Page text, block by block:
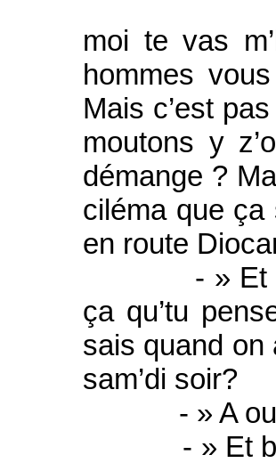
moi te vas
hommes
Mais c’est
moutons y
démange ?
ciléma que ça
en route
- » Et non
ça qu’tu
sais quand on
sam’di soir?
- » A
- » Et ben